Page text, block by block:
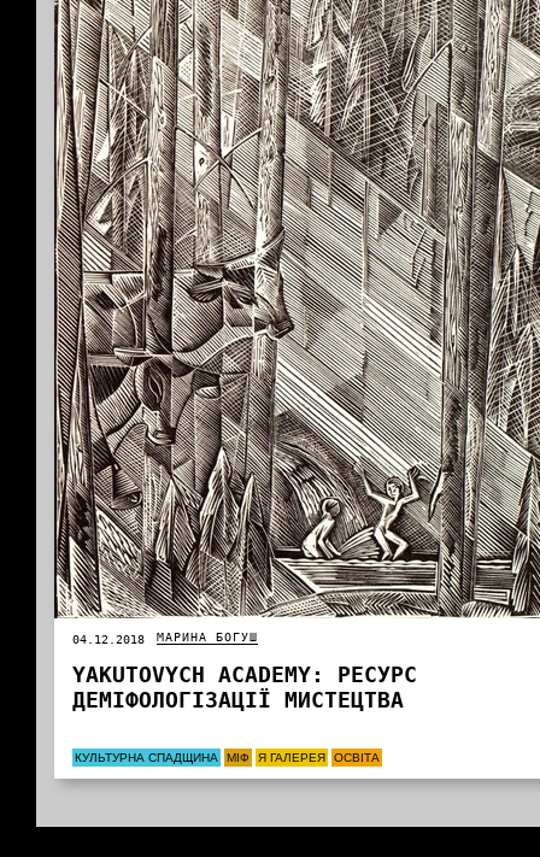
04.12.2018 МАРИНА БОГУШ
YAKUTOVYCH АCADEMY: РЕСУРС
ДЕМІФОЛОГІЗАЦІЇ МИСТЕЦТВА
КУЛЬТУРНА СПАДЩИНА МІФ Я ГАЛЕРЕЯ ОСВІТА